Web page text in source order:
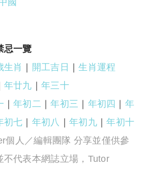
忌一覽
生肖 ｜ 開工吉日 ｜生肖運程
年廿九 ｜年三十
｜年初二 ｜年初三 ｜ 年初四 ｜ 年
初七 ｜ 年初八 ｜ 年初九｜年初十
個人／編輯團隊 分享並僅供參
不代表本網誌立場，Tutor